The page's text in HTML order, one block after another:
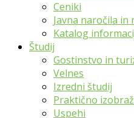
Ceniki
Javna naročila in
Katalog
Študij
Gostinstvo in
Velnes
Izredni študij
Praktično
Uspehi